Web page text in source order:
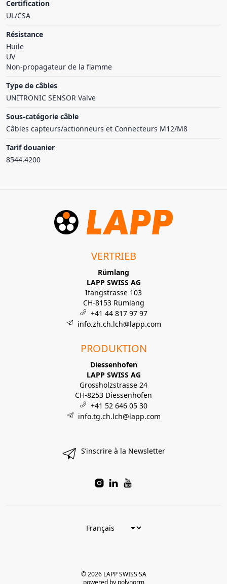
Certification
UL/CSA
Résistance
Huile
UV
Non-propagateur de la flamme
Type de câbles
UNITRONIC SENSOR Valve
Sous-catégorie câble
Câbles capteurs/actionneurs et Connecteurs M12/M8
Tarif douanier
8544.4200
VERTRIEB
Rümlang
LAPP SWISS AG
Ifangstrasse 103
CH-8153 Rümlang
+41 44 817 97 97
info.zh.ch.lch@lapp.com
PRODUKTION
Diessenhofen
LAPP SWISS AG
Grossholzstrasse 24
CH-8253 Diessenhofen
+41 52 646 05 30
info.tg.ch.lch@lapp.com
S’inscrire à la Newsletter
© 2026 LAPP SWISS SA
powered by polynorm